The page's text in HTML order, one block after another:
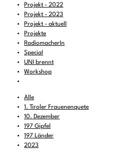
Projekt - 2022
Projekt - 2023
Projekt - aktuell
Projekte
RadiomacherIn
Special
UNI brennt
Workshop
Alle
1. Tiroler Frauenenquete
10. Dezember
197 Gipfel
197 Länder
2023